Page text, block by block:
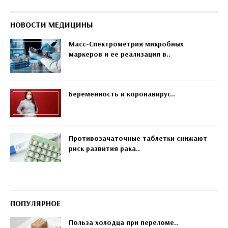
НОВОСТИ МЕДИЦИНЫ
Масс-Спектрометрия микробных
маркеров и ее реализация в..
Беременность и коронавирус..
Противозачаточные таблетки снижают
риск развития рака..
ПОПУЛЯРНОЕ
Польза холодца при переломе..